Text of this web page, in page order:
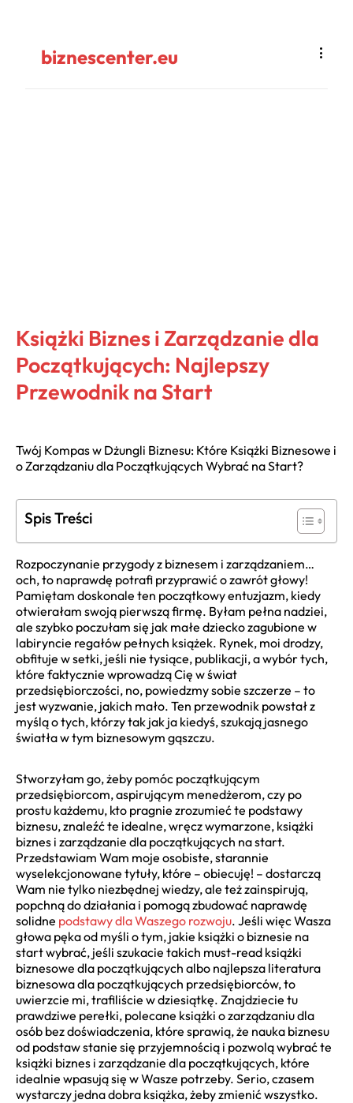
biznescenter.eu
Książki Biznes i Zarządzanie dla
Początkujących: Najlepszy
Przewodnik na Start
Twój Kompas w Dżungli Biznesu: Które Książki Biznesowe i
o Zarządzaniu dla Początkujących Wybrać na Start?
Spis Treści
Rozpoczynanie przygody z biznesem i zarządzaniem…
och, to naprawdę potrafi przyprawić o zawrót głowy!
Pamiętam doskonale ten początkowy entuzjazm, kiedy
otwierałam swoją pierwszą firmę. Byłam pełna nadziei,
ale szybko poczułam się jak małe dziecko zagubione w
labiryncie regałów pełnych książek. Rynek, moi drodzy,
obfituje w setki, jeśli nie tysiące, publikacji, a wybór tych,
które faktycznie wprowadzą Cię w świat
przedsiębiorczości, no, powiedzmy sobie szczerze – to
jest wyzwanie, jakich mało. Ten przewodnik powstał z
myślą o tych, którzy tak jak ja kiedyś, szukają jasnego
światła w tym biznesowym gąszczu.
Stworzyłam go, żeby pomóc początkującym
przedsiębiorcom, aspirującym menedżerom, czy po
prostu każdemu, kto pragnie zrozumieć te podstawy
biznesu, znaleźć te idealne, wręcz wymarzone, książki
biznes i zarządzanie dla początkujących na start.
Przedstawiam Wam moje osobiste, starannie
wyselekcjonowane tytuły, które – obiecuję! – dostarczą
Wam nie tylko niezbędnej wiedzy, ale też zainspirują,
popchną do działania i pomogą zbudować naprawdę
solidne podstawy dla Waszego rozwoju. Jeśli więc Wasza
głowa pęka od myśli o tym, jakie książki o biznesie na
start wybrać, jeśli szukacie takich must-read książki
biznesowe dla początkujących albo najlepsza literatura
biznesowa dla początkujących przedsiębiorców, to
uwierzcie mi, trafiliście w dziesiątkę. Znajdziecie tu
prawdziwe perełki, polecane książki o zarządzaniu dla
osób bez doświadczenia, które sprawią, że nauka biznesu
od podstaw stanie się przyjemnością i pozwolą wybrać te
książki biznes i zarządzanie dla początkujących, które
idealnie wpasują się w Wasze potrzeby. Serio, czasem
wystarczy jedna dobra książka, żeby zmienić wszystko.